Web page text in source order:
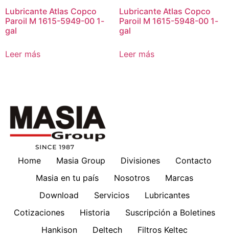
Lubricante Atlas Copco
Paroil M 1615-5949-00 1-
gal
Leer más
Lubricante Atlas Copco
Paroil M 1615-5948-00 1-
gal
Leer más
Home Masia Group Divisiones
Contacto
Masia en tu país
Nosotros
Marcas
Download
Servicios
Lubricantes
Cotizaciones
Historia
Suscripción a Boletines
Hankison
Deltech
Filtros Keltec